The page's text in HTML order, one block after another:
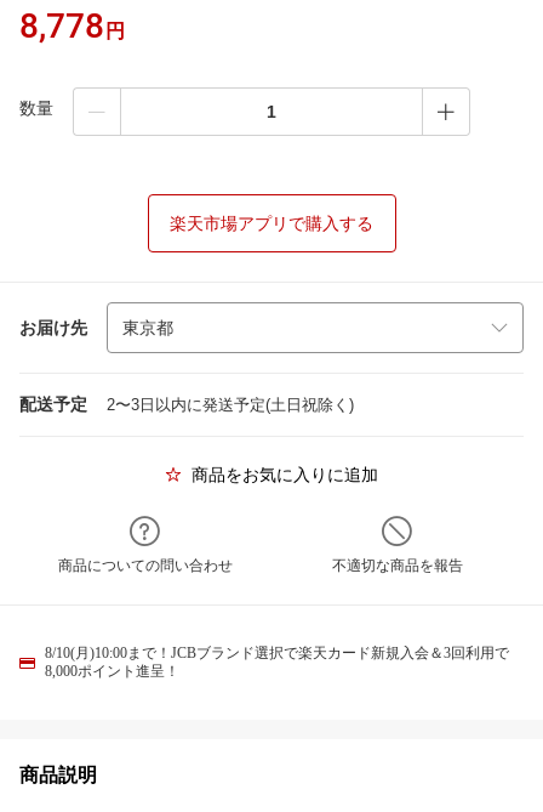
8,778 円
数量
楽天市場アプリで購入する
お届け先
配送予定 2〜3日以内に発送予定(土日祝除く)
商品をお気に入りに追加
商品についての問い合わせ 不適切な商品を報告
8/10(月)10:00まで！JCBブランド選択で楽天カード新規入会＆3回利用で
8,000ポイント進呈！
商品説明